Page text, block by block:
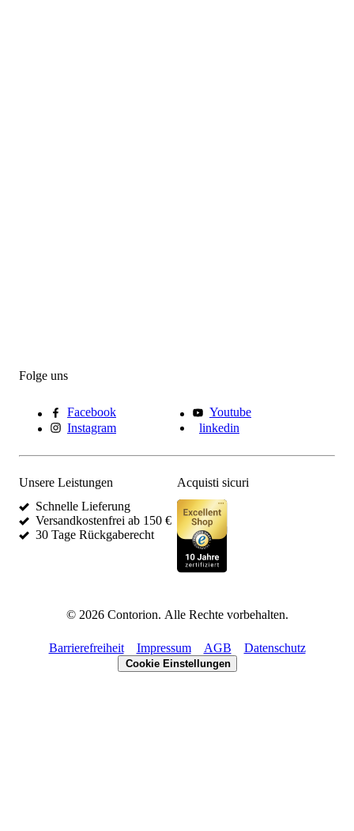
Folge uns
Facebook
Youtube
Instagram
linkedin
Unsere Leistungen
Schnelle Lieferung
Versandkostenfrei ab 150 €
30 Tage Rückgaberecht
Acquisti sicuri
© 2026Contorion. Alle Rechte vorbehalten.
Barrierefreiheit Impressum AGB Datenschutz
Cookie Einstellungen